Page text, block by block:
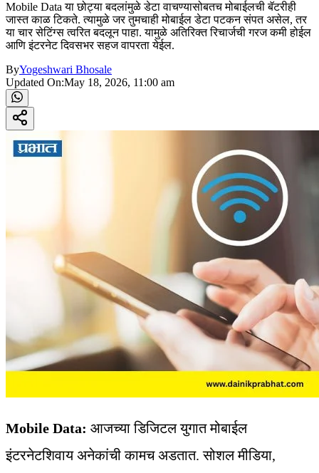
Mobile Data या छोट्या बदलांमुळे डेटा वाचण्यासोबतच मोबाईलची बॅटरीही
जास्त काळ टिकते. त्यामुळे जर तुमचाही मोबाईल डेटा पटकन संपत असेल, तर
या चार सेटिंग्स त्वरित बदलून पाहा. यामुळे अतिरिक्त रिचार्जची गरज कमी होईल
आणि इंटरनेट दिवसभर सहज वापरता येईल.
ByYogeshwari Bhosale
Updated On:May 18, 2026, 11:00 am
Mobile Data: आजच्या डिजिटल युगात मोबाईल
इंटरनेटशिवाय अनेकांची कामच अडतात. सोशल मीडिया,